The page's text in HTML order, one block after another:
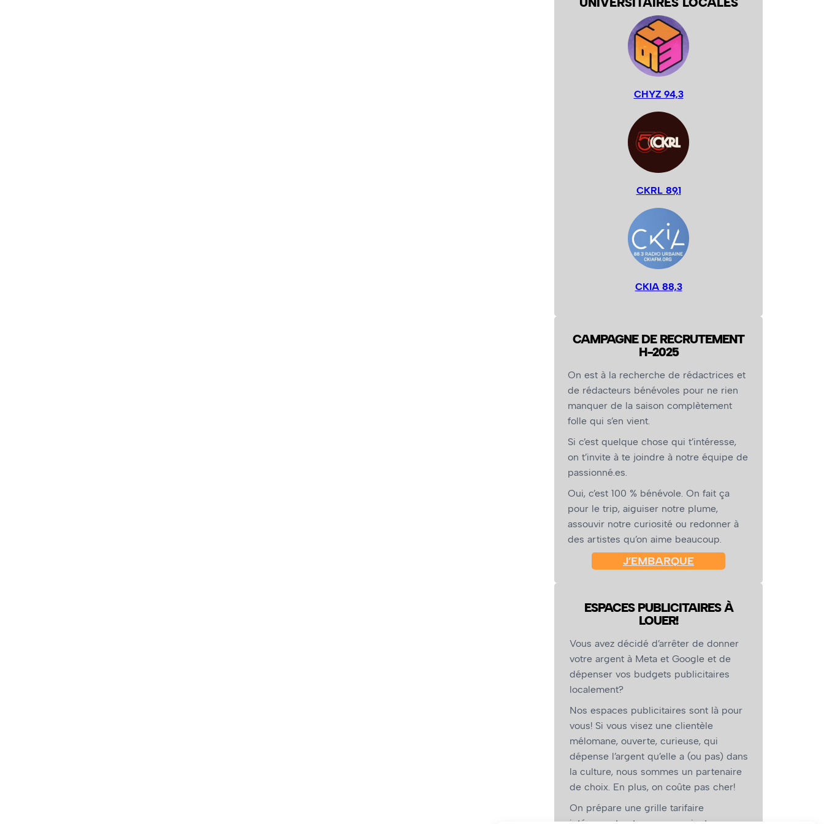
CHYZ 94,3
CKRL 89,1
CKIA 88,3
CAMPAGNE DE RECRUTEMENT
H-2025
On est à la recherche de rédactrices et
de rédacteurs bénévoles pour ne rien
manquer de la saison complètement
folle qui s’en vient.
Si c’est quelque chose qui t’intéresse,
on t’invite à te joindre à notre équipe de
passionné.es.
Oui, c’est 100 % bénévole. On fait ça
pour le trip, aiguiser notre plume,
assouvir notre curiosité ou redonner à
des artistes qu’on aime beaucoup.
J’EMBARQUE
ESPACES PUBLICITAIRES À
LOUER!
Vous avez décidé d’arrêter de donner
votre argent à Meta et Google et de
dépenser vos budgets publicitaires
localement?
Nos espaces publicitaires sont là pour
vous! Si vous visez une clientèle
mélomane, ouverte, curieuse, qui
dépense l’argent qu’elle a (ou pas) dans
la culture, nous sommes un partenaire
de choix. En plus, on coûte pas cher!
On prépare une grille tarifaire